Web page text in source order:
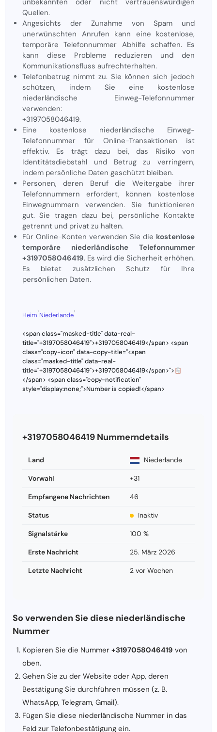
unbekannten oder nicht vertrauenswürdigen
Quellen.
Angesichts der Zunahme von Spam und
unerwünschten Anrufen kann eine kostenlose,
temporäre Telefonnummer Abhilfe schaffen. Es
kann diese Probleme reduzieren und den
Kommunikationsfluss aufrechterhalten.
Telefonbetrug nimmt zu. Sie können sich jedoch
schützen, indem Sie eine kostenlose
niederländische Einweg-Telefonnummer
verwenden:
+3197058046419.
Eine kostenlose niederländische Einweg-
Telefonnummer für Online-Transaktionen ist
effektiv. Es trägt dazu bei, das Risiko von
Identitätsdiebstahl und Betrug zu verringern,
indem persönliche Daten geschützt bleiben.
Personen, deren Beruf die Weitergabe ihrer
Telefonnummern erfordert, können kostenlose
Einwegnummern verwenden. Sie funktionieren
gut. Sie tragen dazu bei, persönliche Kontakte
getrennt und privat zu halten.
Für Online-Konten verwenden Sie die kostenlose
temporäre niederländische Telefonnummer
+3197058046419. Es wird die Sicherheit erhöhen.
Es bietet zusätzlichen Schutz für Ihre
persönlichen Daten.
Heim
›
Niederlande
›
<span class="masked-title" data-real-
title="+3197058046419">+3197058046419</span> <span
class="copy-icon" data-copy-title="<span
class="masked-title" data-real-
title="+3197058046419">+3197058046419</span>">
</span> <span class="copy-notification"
style="display:none;">Number is copied!</span>
+3197058046419 Nummerndetails
Land Niederlande
Vorwahl +31
Empfangene Nachrichten 46
Status Inaktiv
Signalstärke 100 %
Erste Nachricht 25. März 2026
Letzte Nachricht 2 vor Wochen
So verwenden Sie diese niederländische
Nummer
Kopieren Sie die Nummer +3197058046419 von
oben.
Gehen Sie zu der Website oder App, deren
Bestätigung Sie durchführen müssen (z. B.
WhatsApp, Telegram, Gmail).
Fügen Sie diese niederländische Nummer in das
Feld zur Telefonbestätigung ein.